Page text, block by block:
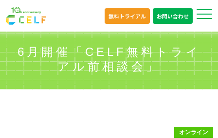
無料トライアル お問い合わせ
6月開催「CELF無料トライ
アル前相談会」
オンライン